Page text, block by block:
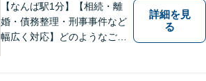
【なんば駅1分】【相続・離
婚・債務整理・刑事事件など
幅広く対応】どのようなご相
詳細を見
る